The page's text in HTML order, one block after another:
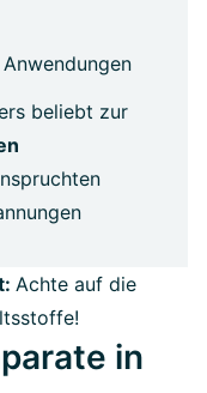
beliebt zur
Achte auf die
in